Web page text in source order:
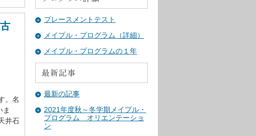
。名
ま
井石
プレースメントテスト
メイプル・プログラム（詳細）
メイプル・プログラムの１年
最新の記事
2021年度秋～冬学期メイプル・
プログラム オリエンテーショ
ン